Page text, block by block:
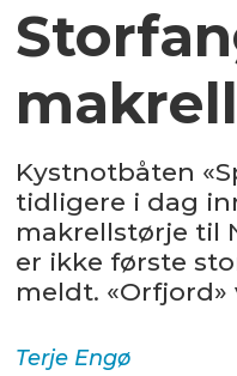
Kystnotbåten
tidligere i dag
makrellstørje til
er ikke første
meldt. «Orfjord»
Terje Engø